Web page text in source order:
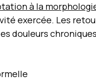
à la
exercée. Les
douleurs